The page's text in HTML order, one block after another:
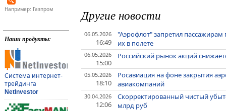
Например: Газпром
Наши продукты:
Система интернет-
трейдинга
NetInvestor
Другие новости
06.05.2026
16:49
"Аэрофлот" запретил
их в полете
06.05.2026
15:00
Российский рынок акций
05.05.2026
18:10
Росавиация на фоне закрытия
авиакомпаний
30.04.2026
12:06
Скорректированный чистый
млрд руб